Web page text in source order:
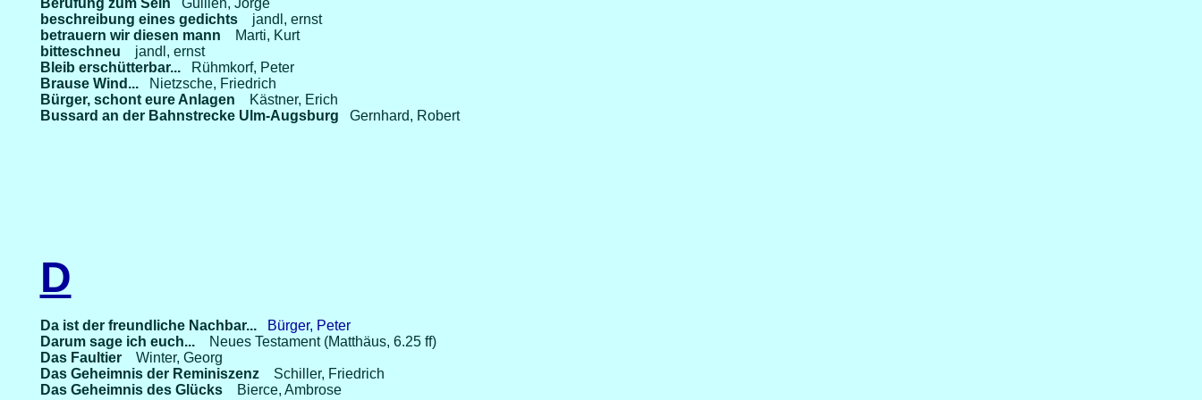
Berufung zum Sein
Guillén, Jorge
beschreibung eines gedichts
jandl, ernst
betrauern wir diesen mann
Marti, Kurt
bitteschneu
jandl, ernst
Bleib erschütterbar...
Rühmkorf, Peter
Brause Wind...
Nietzsche, Friedrich
Bürger, schont eure Anlagen
Kästner, Erich
Bussard an der Bahnstrecke Ulm-Augsburg
Gernhard, Robert
D
Da ist der freundliche Nachbar...
Bürger, Peter
Darum sage ich euch...
Neues Testament (Matthäus, 6.25 ff)
Das Faultier
Winter, Georg
Das Geheimnis der Reminiszenz
Schiller, Friedrich
Das Geheimnis des Glücks
Bierce, Ambrose